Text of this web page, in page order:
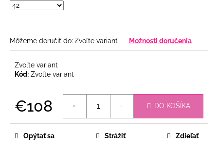
Môžeme doručiť do: Zvoľte variant Možnosti doručenia
Zvoľte variant
Kód: Zvoľte variant
€108 DO KOŠÍKA
Opýtať sa Strážiť Zdieľať